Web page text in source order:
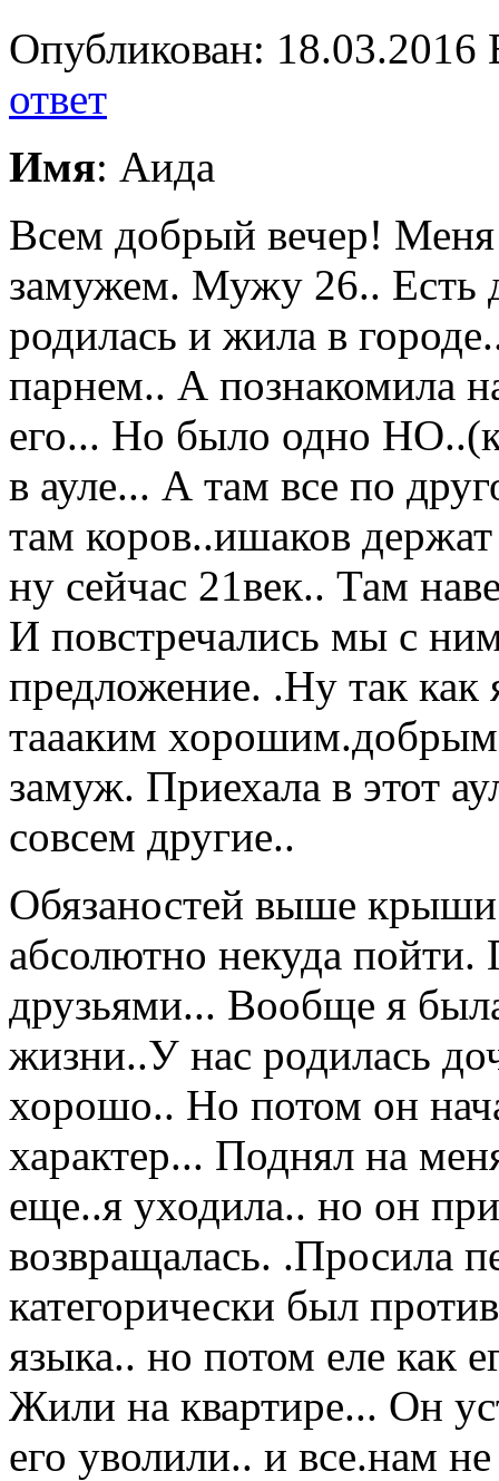
Опубликован:
ответ
Имя: Аида
Всем добрый вечер!
замужем. Мужу 26.. Есть
родилась и жила в
парнем.. А познакомила
его... Но было одно
в ауле... А там все по
там коров..ишаков
ну сейчас 21век.. Там
И повстречались мы с
предложение. .Ну так
таааким
замуж. Приехала в этот
совсем другие..
Обязаностей выше
абсолютно некуда пойти.
друзьями... Вообще я
жизни..У нас родилась
хорошо.. Но потом он
характер... Поднял на
еще..я уходила.. но он
возвращалась. .Просила
категорически был
языка.. но потом еле как
Жили на квартире... Он
его уволили.. и все.нам